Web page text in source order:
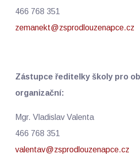
466 768 351
zemanekt@zsprodlouzenapce.cz
Zástupce ředitelky školy pro
organizační:
Mgr. Vladislav Valenta
466 768 351
valentav@zsprodlouzenapce.cz